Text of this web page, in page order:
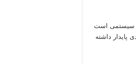
سیستمی است
پایدار داشته